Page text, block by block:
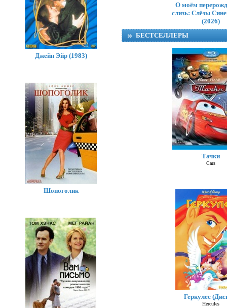
О моём
слизь: Слёзы
(2026)
БЕСТСЕЛЛЕРЫ
Тачки
Cars
Геркулес
Hercules
Джейн Эйр (1983)
Шопоголик